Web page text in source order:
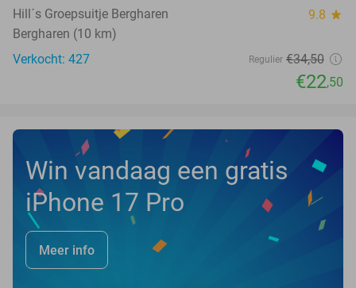
Hill´s Groepsuitje Bergharen 9.8 star
Bergharen (10 km)
Verkocht: 427
Regulier €34,50
€22,50
Win vandaag een gratis
iPhone 17 Pro
Meer info